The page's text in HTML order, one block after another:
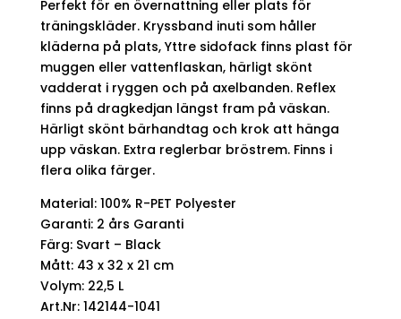
Perfekt för en övernattning eller plats för
träningskläder. Kryssband inuti som håller
kläderna på plats, Yttre sidofack finns plast för
muggen eller vattenflaskan, härligt skönt
vadderat i ryggen och på axelbanden. Reflex
finns på dragkedjan längst fram på väskan.
Härligt skönt bärhandtag och krok att hänga
upp väskan. Extra reglerbar bröstrem. Finns i
flera olika färger.
Material: 100% R-PET Polyester
Garanti: 2 års Garanti
Färg: Svart – Black
Mått: 43 x 32 x 21 cm
Volym: 22,5 L
Art.Nr: 142144-1041